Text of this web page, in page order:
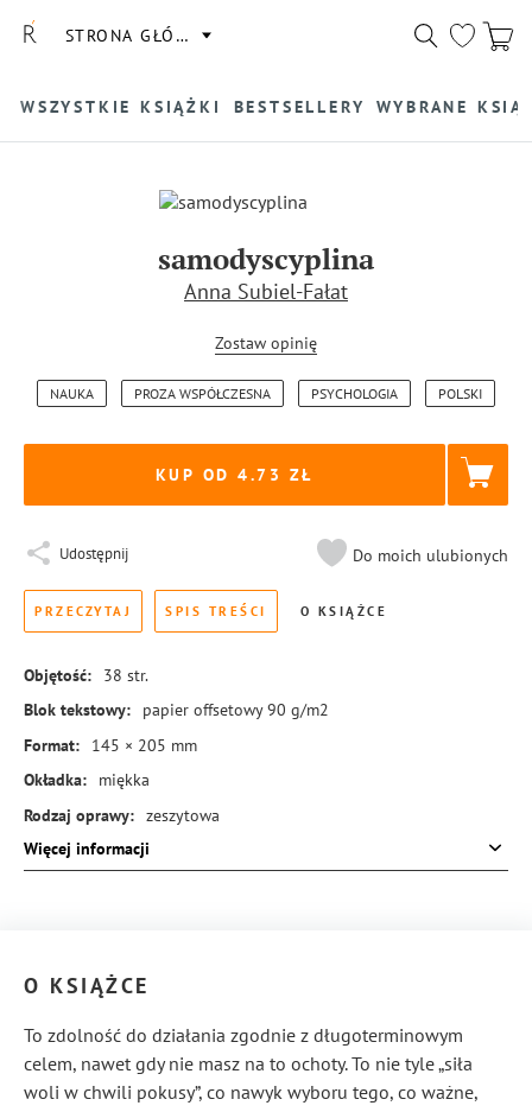
STRONA GŁÓWNA
WSZYSTKIE KSIĄŻKI BESTSELLERY WYBRANE
samodyscyplina
Anna Subiel-Fałat
Zostaw opinię
NAUKA PROZA WSPÓŁCZESNA PSYCHOLOGIA POLSKI
KUP OD 4.73
Udostępnij Do moich ulubionych
PRZECZYTAJ SPIS TREŚCI O KSIĄŻCE
Objętość: 38 str.
Blok tekstowy:
papier offsetowy 90 g/m2
Format:
145 × 205 mm
Okładka:
miękka
Rodzaj oprawy: zeszytowa
ISBN:
978-83-8414-920-1
Więcej informacji
O KSIĄŻCE
To zdolność do działania zgodnie z długoterminowym
celem, nawet gdy nie masz na to ochoty. To nie tyle „siła
woli w chwili pokusy”, co nawyk wyboru tego, co ważne,